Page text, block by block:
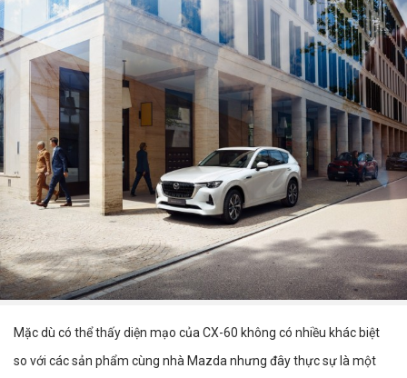
Mặc dù có thể thấy diện mạo của CX-60 không có nhiều khác biệt
so với các sản phẩm cùng nhà Mazda nhưng đây thực sự là một